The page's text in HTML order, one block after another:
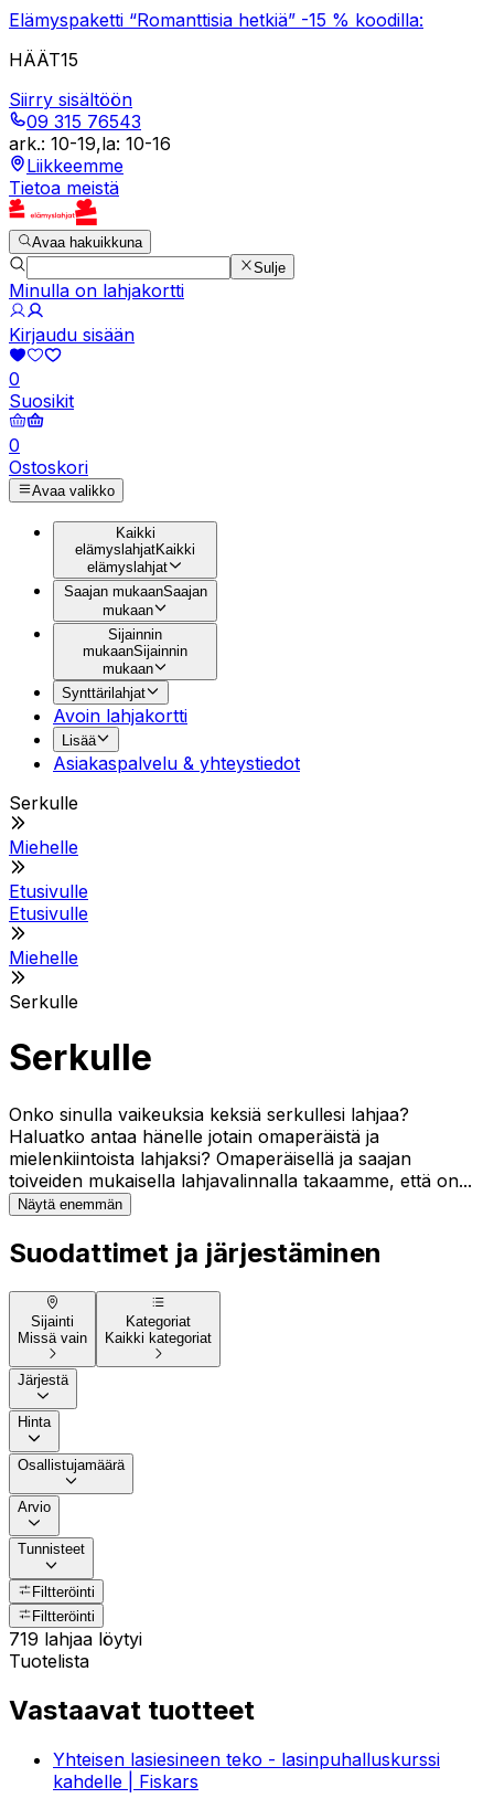
Elämyspaketti “Romanttisia hetkiä” -15 % koodilla:
HÄÄT15
Siirry sisältöön
09 315 76543
ark.: 10-19,la: 10-16
Liikkeemme
Tietoa meistä
Avaa hakuikkuna
Sulje
Minulla on lahjakortti
Kirjaudu sisään
0
Suosikit
0
Ostoskori
Avaa valikko
Kaikki
elämyslahjatKaikki
elämyslahjat
Saajan mukaanSaajan
mukaan
Sijainnin
mukaanSijainnin
mukaan
Synttärilahjat
Avoin lahjakortti
Lisää
Asiakaspalvelu & yhteystiedot
Serkulle
Miehelle
Etusivulle
Etusivulle
Miehelle
Serkulle
Serkulle
Onko sinulla vaikeuksia keksiä serkullesi lahjaa?
Haluatko antaa hänelle jotain omaperäistä ja
mielenkiintoista lahjaksi? Omaperäisellä ja saajan
toiveiden mukaisella lahjavalinnalla takaamme, että on...
Näytä enemmän
Suodattimet ja järjestäminen
Sijainti
Missä vain
Kategoriat
Kaikki kategoriat
Järjestä
Hinta
Osallistujamäärä
Arvio
Tunnisteet
Filtteröinti
Filtteröinti
719 lahjaa löytyi
Tuotelista
Vastaavat tuotteet
Yhteisen lasiesineen teko - lasinpuhalluskurssi
kahdelle | Fiskars